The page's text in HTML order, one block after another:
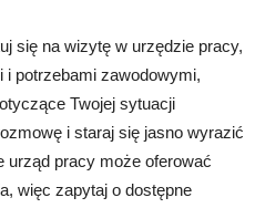
się na wizytę w urzędzie pracy,
potrzebami zawodowymi,
Twojej sytuacji
i staraj się jasno wyrazić
urząd pracy może oferować
więc zapytaj o dostępne